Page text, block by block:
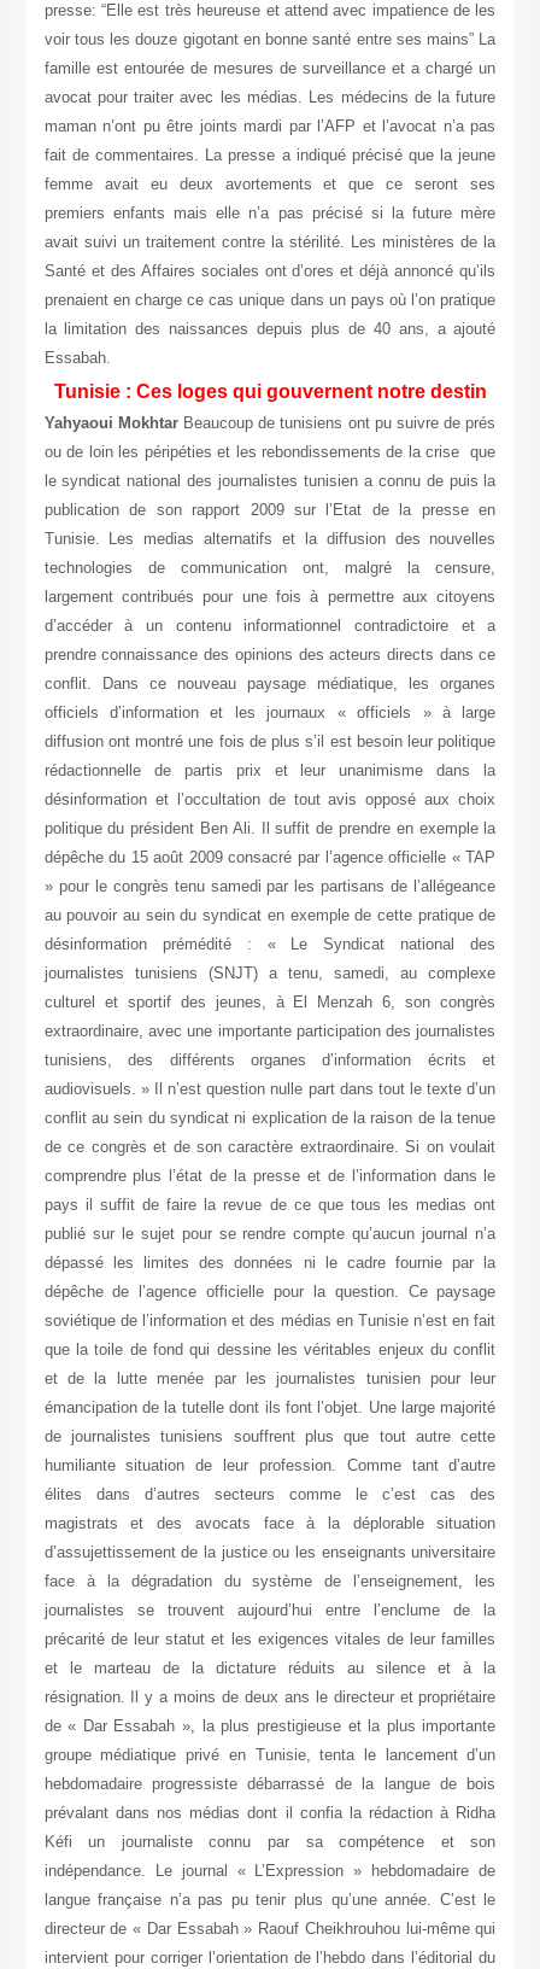
presse: “Elle est très heureuse et attend avec impatience de les
voir tous les douze gigotant en bonne santé entre ses mains” La
famille est entourée de mesures de surveillance et a chargé un
avocat pour traiter avec les médias. Les médecins de la future
maman n’ont pu être joints mardi par l’AFP et l’avocat n’a pas
fait de commentaires. La presse a indiqué précisé que la jeune
femme avait eu deux avortements et que ce seront ses
premiers enfants mais elle n’a pas précisé si la future mère
avait suivi un traitement contre la stérilité. Les ministères de la
Santé et des Affaires sociales ont d’ores et déjà annoncé qu’ils
prenaient en charge ce cas unique dans un pays où l’on pratique
la limitation des naissances depuis plus de 40 ans, a ajouté
Essabah.
Tunisie : Ces loges qui gouvernent notre destin
Yahyaoui MokhtarBeaucoup de tunisiens ont pu suivre de prés
ou de loin les péripéties et les rebondissements de la crise que
le syndicat national des journalistes tunisien a connu de puis la
publication de son rapport 2009 sur l’Etat de la presse en
Tunisie. Les medias alternatifs et la diffusion des nouvelles
technologies de communication ont, malgré la censure,
largement contribués pour une fois à permettre aux citoyens
d’accéder à un contenu informationnel contradictoire et a
prendre connaissance des opinions des acteurs directs dans ce
conflit. Dans ce nouveau paysage médiatique, les organes
officiels d’information et les journaux « officiels » à large
diffusion ont montré une fois de plus s’il est besoin leur politique
rédactionnelle de partis prix et leur unanimisme dans la
désinformation et l’occultation de tout avis opposé aux choix
politique du président Ben Ali. Il suffit de prendre en exemple la
dépêche du 15 août 2009 consacré par l’agence officielle « TAP
» pour le congrès tenu samedi par les partisans de l’allégeance
au pouvoir au sein du syndicat en exemple de cette pratique de
désinformation prémédité : « Le Syndicat national des
journalistes tunisiens (SNJT) a tenu, samedi, au complexe
culturel et sportif des jeunes, à El Menzah 6, son congrès
extraordinaire, avec une importante participation des journalistes
tunisiens, des différents organes d’information écrits et
audiovisuels. » Il n’est question nulle part dans tout le texte d’un
conflit au sein du syndicat ni explication de la raison de la tenue
de ce congrès et de son caractère extraordinaire. Si on voulait
comprendre plus l’état de la presse et de l’information dans le
pays il suffit de faire la revue de ce que tous les medias ont
publié sur le sujet pour se rendre compte qu’aucun journal n’a
dépassé les limites des données ni le cadre fournie par la
dépêche de l’agence officielle pour la question. Ce paysage
soviétique de l’information et des médias en Tunisie n’est en fait
que la toile de fond qui dessine les véritables enjeux du conflit
et de la lutte menée par les journalistes tunisien pour leur
émancipation de la tutelle dont ils font l’objet. Une large majorité
de journalistes tunisiens souffrent plus que tout autre cette
humiliante situation de leur profession. Comme tant d’autre
élites dans d’autres secteurs comme le c’est cas des
magistrats et des avocats face à la déplorable situation
d’assujettissement de la justice ou les enseignants universitaire
face à la dégradation du système de l’enseignement, les
journalistes se trouvent aujourd’hui entre l’enclume de la
précarité de leur statut et les exigences vitales de leur familles
et le marteau de la dictature réduits au silence et à la
résignation. Il y a moins de deux ans le directeur et propriétaire
de « Dar Essabah », la plus prestigieuse et la plus importante
groupe médiatique privé en Tunisie, tenta le lancement d’un
hebdomadaire progressiste débarrassé de la langue de bois
prévalant dans nos médias dont il confia la rédaction à Ridha
Kéfi un journaliste connu par sa compétence et son
indépendance. Le journal « L’Expression » hebdomadaire de
langue française n’a pas pu tenir plus qu’une année. C’est le
directeur de « Dar Essabah » Raouf Cheikhrouhou lui-même qui
intervient pour corriger l’orientation de l’hebdo dans l’éditorial du